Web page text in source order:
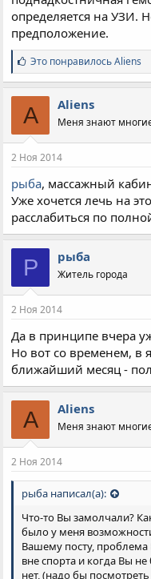
определяется на УЗИ.
предположение.
С
и
м
п
а
т
и
:
Это понравилосьAliens
A Aliens
Меня знают
2 Ноя 2014
рыба, массажный
Уже хочется лечь на
расслабиться по
Р рыба
Житель города
2 Ноя 2014
Да в принципе вчера
Но вот со временем, в
ближайший месяц -
A Aliens
Меня знают
2 Ноя 2014
рыба написал(а):
Что-то Вы замолчали?
было у меня
Вашему посту, проблема
вне спорта и когда Вы
нет, (надо бы